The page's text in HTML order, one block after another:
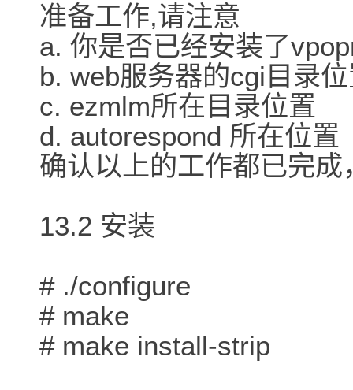
准备工作,请注意
a. 你是否已经安装了
b. web服务器的cgi目录
c. ezmlm所在目录位置
d. autorespond 所在位置
确认以上的工作都已完
13.2 安装
# ./configure
# make
# make install-strip